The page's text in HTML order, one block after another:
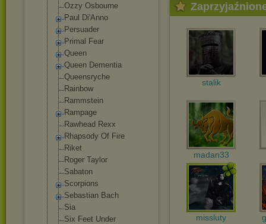
Ozzy Osbourne
Paul Di'Anno
Persuader
Primal Fear
Queen
Queen Dementia
Queensryche
Rainbow
Rammstein
Rampage
Rawhead Rexx
Rhapsody Of Fire
Riket
Roger Taylor
Sabaton
Scorpions
Sebastian Bach
Sia
Six Feet Under
stalik
madan33
missluty